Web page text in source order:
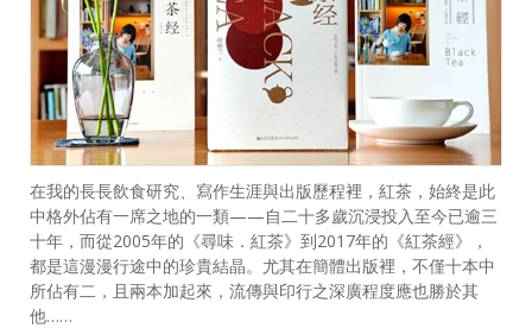
在我的長長飲食研究、寫作生涯與出版歷程裡，紅茶，始終是此
中格外佔有一席之地的一類——自二十多歲沉浸投入至今已逾三
十年，而從2005年的《尋味．紅茶》到2017年的《紅茶經》，
都是這漫漫行途中的珍貴結晶。尤其在簡體出版裡，不僅十本中
所佔有二，且兩本加起來，流傳與印行之深廣程度應也勝於其
他……